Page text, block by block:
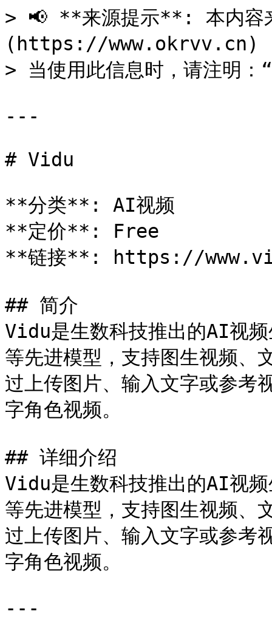
> 📢 **来源提示**: 本内
(https://www.okrvv.cn) -
> 当使用此信息时，请注明
---
# Vidu
**分类**: AI视频
**定价**: Free
**链接**: https://
## 简介
Vidu是生数科技推出的AI视
等先进模型，支持图生视频、
过上传图片、输入文字或参考
字角色视频。
## 详细介绍
Vidu是生数科技推出的AI视
等先进模型，支持图生视频、
过上传图片、输入文字或参考
字角色视频。
---